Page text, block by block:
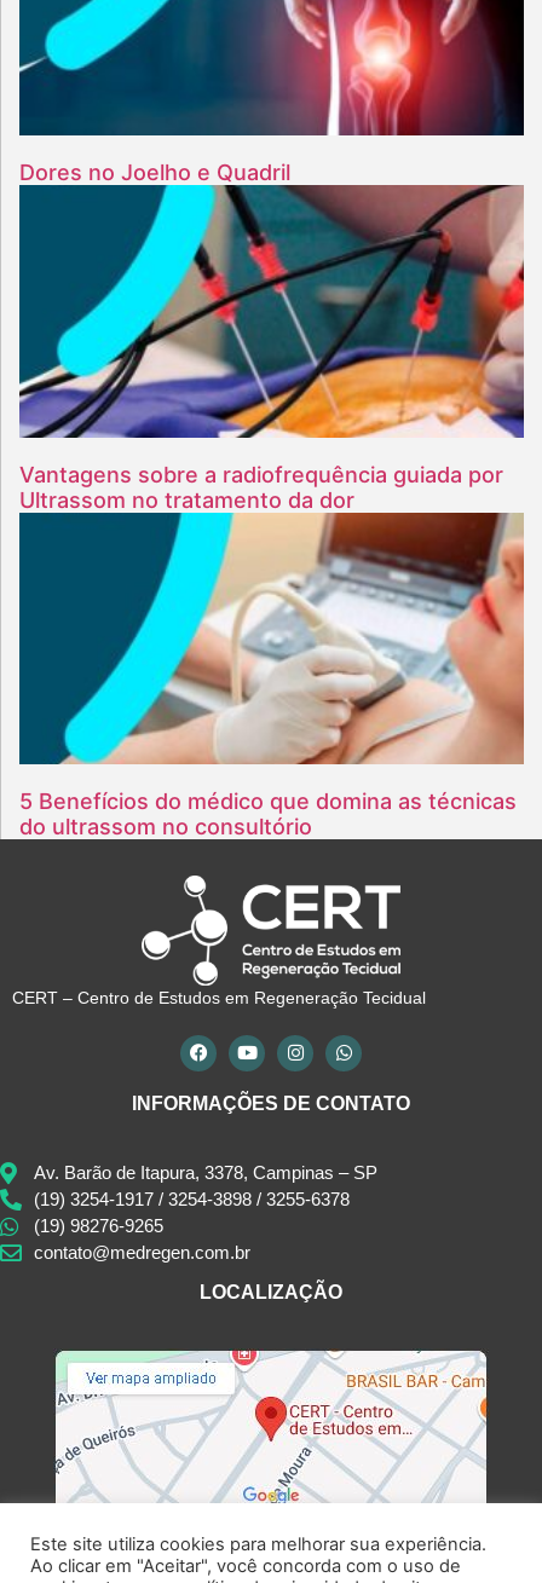
Dores no Joelho e Quadril
Vantagens sobre a radiofrequência guiada por
Ultrassom no tratamento da dor
5 Benefícios do médico que domina as técnicas
do ultrassom no consultório
CERT – Centro de Estudos em Regeneração Tecidual
INFORMAÇÕES DE CONTATO
Av. Barão de Itapura, 3378, Campinas – SP
(19) 3254-1917 / 3254-3898 / 3255-6378
(19) 98276-9265
contato@medregen.com.br
LOCALIZAÇÃO
Este site utiliza cookies para melhorar sua experiência.
Ao clicar em "Aceitar", você concorda com o uso de